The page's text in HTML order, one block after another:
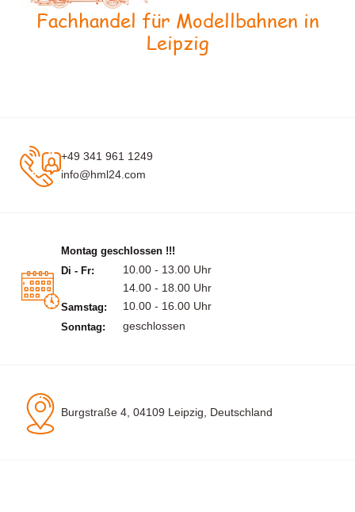
Fachhandel für Modellbahnen in
Leipzig
+49 341 961 1249
info@hml24.com
Montag geschlossen !!!
Di - Fr:
10.00 - 13.00 Uhr
14.00 - 18.00 Uhr
Samstag: 10.00 - 16.00 Uhr
Sonntag: geschlossen
Burgstraße 4, 04109 Leipzig, Deutschland